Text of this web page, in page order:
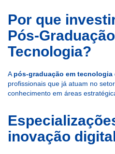
Por que
Pós-
Tecnologia?
A pós-graduação em tecnologia
profissionais que já atuam no
conhecimento em áreas
inovação